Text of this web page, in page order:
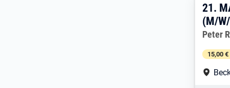
21.
21.
(M/
Peter
15,00